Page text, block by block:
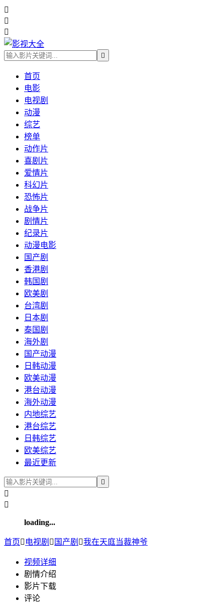




首页
电影
电视剧
动漫
综艺
榜单
动作片
喜剧片
爱情片
科幻片
恐怖片
战争片
剧情片
纪录片
动漫电影
国产剧
香港剧
韩国剧
欧美剧
台湾剧
日本剧
泰国剧
海外剧
国产动漫
日韩动漫
欧美动漫
港台动漫
海外动漫
内地综艺
港台综艺
日韩综艺
欧美综艺
最近更新



loading...
首页 电视剧  国产剧 我在天庭当裁神爷
视频详细
剧情介绍
影片下载
评论